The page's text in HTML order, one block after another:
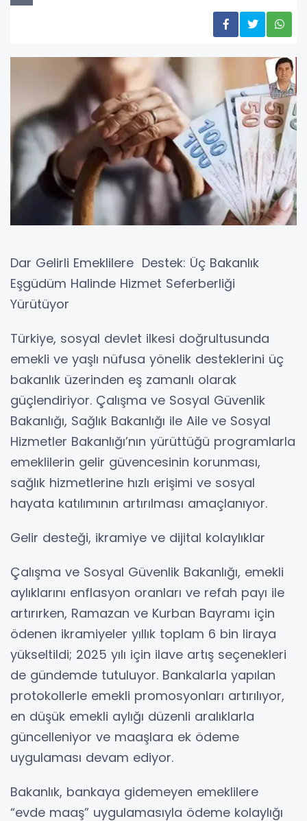
Dar Gelirli Emeklilere Destek: Üç Bakanlık
Eşgüdüm Halinde Hizmet Seferberliği
Yürütüyor
Türkiye, sosyal devlet ilkesi doğrultusunda
emekli ve yaşlı nüfusa yönelik desteklerini üç
bakanlık üzerinden eş zamanlı olarak
güçlendiriyor. Çalışma ve Sosyal Güvenlik
Bakanlığı, Sağlık Bakanlığı ile Aile ve Sosyal
Hizmetler Bakanlığı’nın yürüttüğü programlarla
emeklilerin gelir güvencesinin korunması,
sağlık hizmetlerine hızlı erişimi ve sosyal
hayata katılımının artırılması amaçlanıyor.
Gelir desteği, ikramiye ve dijital kolaylıklar
Çalışma ve Sosyal Güvenlik Bakanlığı, emekli
aylıklarını enflasyon oranları ve refah payı ile
artırırken, Ramazan ve Kurban Bayramı için
ödenen ikramiyeler yıllık toplam 6 bin liraya
yükseltildi; 2025 yılı için ilave artış seçenekleri
de gündemde tutuluyor. Bankalarla yapılan
protokollerle emekli promosyonları artırılıyor,
en düşük emekli aylığı düzenli aralıklarla
güncelleniyor ve maaşlara ek ödeme
uygulaması devam ediyor.
Bakanlık, bankaya gidemeyen emeklilere
“evde maaş” uygulamasıyla ödeme kolaylığı